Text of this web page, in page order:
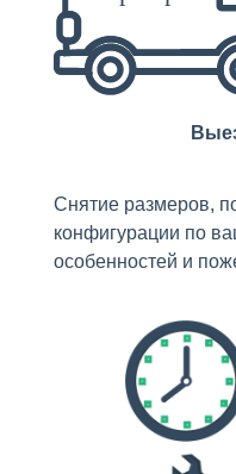
Снятие размеров,
конфигурации по
особенностей и